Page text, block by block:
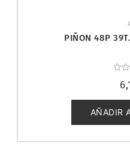
PIÑON 48P
con
de
5
AÑADIR